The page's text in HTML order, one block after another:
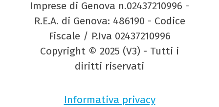
Imprese di Genova n.02437210996 -
R.E.A. di Genova: 486190 - Codice
Fiscale / P.Iva 02437210996
Copyright © 2025 (V3) - Tutti i
diritti riservati
Informativa privacy